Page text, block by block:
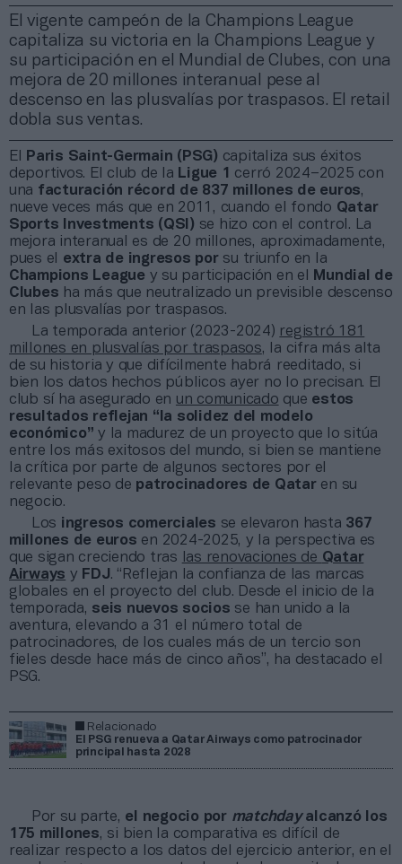
El vigente campeón de la Champions League
capitaliza su victoria en la Champions League y
su participación en el Mundial de Clubes, con una
mejora de 20 millones interanual pese al
descenso en las plusvalías por traspasos. El retail
dobla sus ventas.
El Paris Saint-Germain (PSG) capitaliza sus éxitos
deportivos. El club de la Ligue 1
cerró 2024–2025 con
una facturación récord de 837 millones de euros,
nueve veces más que en 2011, cuando el fondo Qatar
Sports Investments (QSI) se hizo con el control. La
mejora interanual es de 20 millones, aproximadamente,
pues el extra de ingresos porsu triunfo en la
Champions League y su participación en el
Mundial de
Clubes ha más que neutralizado un previsible descenso
en las plusvalías por traspasos.
La temporada anterior (2023-2024) registró 181
millones en plusvalías por traspasos, la cifra más alta
de su historia y que difícilmente habrá reeditado, si
bien los datos hechos públicos ayer no lo precisan. El
club sí ha asegurado en un comunicado que estos
resultados reflejan “la solidez del modelo
económico” y la madurez de un proyecto que lo sitúa
entre los más exitosos del mundo, si bien se mantiene
la crítica por parte de algunos sectores por el
relevante peso de patrocinadores de Qataren su
negocio.
Los ingresos comerciales se elevaron hasta 367
millones de euros en 2024-2025, y la perspectiva es
que sigan creciendo tras
las renovaciones de Qatar
Airways y FDJ. “Reflejan la confianza de las marcas
globales en el proyecto del club. Desde el inicio de la
temporada, seis nuevos socios se han unido a la
aventura, elevando a 31 el número total de
patrocinadores, de los cuales más de un tercio son
fieles desde hace más de cinco años”, ha destacado el
PSG.
Relacionado
El PSG renueva a Qatar Airways como patrocinador
principal hasta 2028
Por su parte, el negocio por matchdayalcanzó los
175 millones, si bien la comparativa es difícil de
realizar respecto a los datos del ejercicio anterior, en el